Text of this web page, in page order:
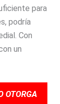
para
podría
Con
un
OTORGA